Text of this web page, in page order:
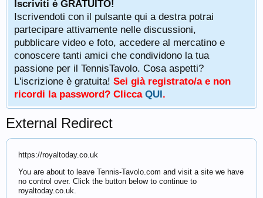
Iscriviti è GRATUITO!
Iscrivendoti con il pulsante qui a destra potrai
partecipare attivamente nelle discussioni,
pubblicare video e foto, accedere al mercatino e
conoscere tanti amici che condividono la tua
passione per il TennisTavolo. Cosa aspetti?
L'iscrizione è gratuita! Sei già registrato/a e non
ricordi la password? Clicca QUI.
External Redirect
https://royaltoday.co.uk
You are about to leave Tennis-Tavolo.com and visit a site we have
no control over. Click the button below to continue to
royaltoday.co.uk.